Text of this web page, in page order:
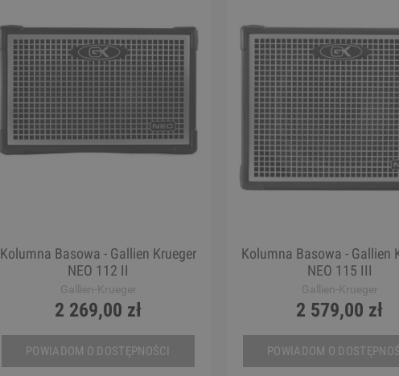
Kolumna Basowa - Gallien Krueger
NEO 112 II
Gallien-Krueger
2 269,00 zł
POWIADOM O DOSTĘPNOŚCI
Kolumna Basowa - Gallien
NEO 115 III
Gallien-Krueger
2 579,00 zł
POWIADOM O